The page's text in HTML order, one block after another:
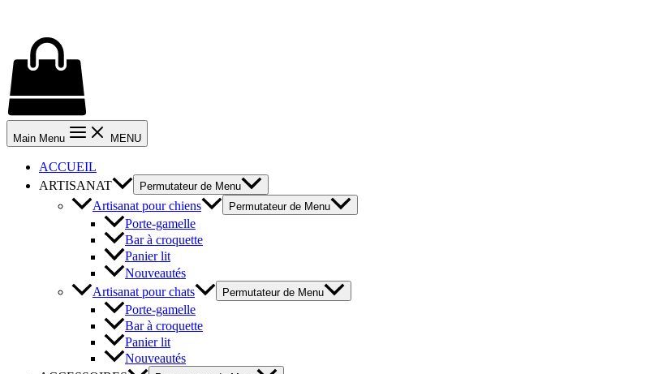
Main Menu MENU
ACCUEIL
ARTISANAT
Permutateur de Menu
Artisanat pour chiens Permutateur de Menu
Porte-gamelle
Bar à croquette
Panier lit
Nouveautés
Artisanat pour chats
Permutateur de Menu
Porte-gamelle
Bar à croquette
Panier lit
Nouveautés